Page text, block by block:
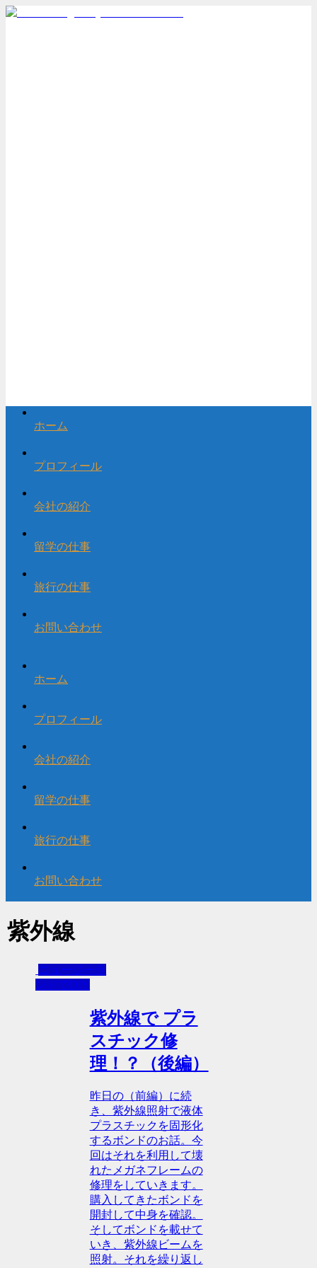
ホーム
プロフィール
会社の紹介
留学の仕事
旅行の仕事
お問い合わせ
ホーム
プロフィール
会社の紹介
留学の仕事
旅行の仕事
お問い合わせ
紫外線
ニュージーラ
ンドでDIY
紫外線で プラ
スチック修
理！？（後編）
昨日の（前編）に続
き、紫外線照射で液体
プラスチックを固形化
するボンドのお話。今
回はそれを利用して壊
れたメガネフレームの
修理をしていきます。
購入してきたボンドを
開封して中身を確認。
そしてボンドを載せて
いき、紫外線ビームを
照射。それを繰り返し